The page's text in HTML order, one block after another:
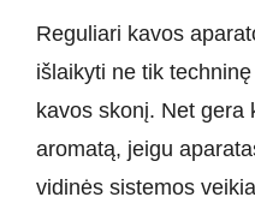
Reguliari kavos
išlaikyti ne tik
kavos skonį. Net gera
aromatą, jeigu
vidinės sistemos